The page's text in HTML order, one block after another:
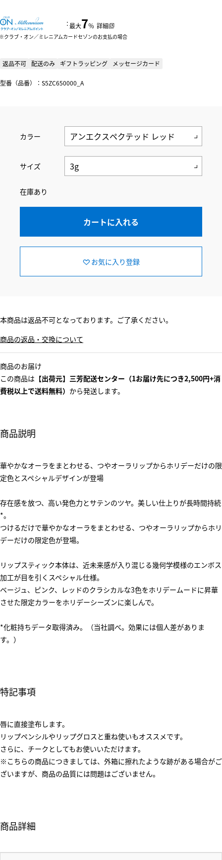
：最大7％ 詳細
クラブ・オン／ミレニアムカードセゾンのお支払の場合
返品不可 配送のみ ギフトラッピング メッセージカード
型番（品番）：S5ZC650000_A
カラー
サイズ
在庫あり
カートに入れる
お気に入り登録
本商品は返品不可となっております。ご了承ください。
商品の返品・交換について
商品のお届け
この商品は 【出荷元】三芳配送センター（1お届け先につき2,500円+消
費税以上で送料無料） から発送します。
商品説明
華やかなオーラをまとわせる、つやオーラリップからホリデーだけの限
定色とスペシャルデザインが登場
存在感を放つ、高い発色力とサテンのツヤ。美しい仕上りが長時間持続
*。
つけるだけで華やかなオーラをまとわせる、つやオーラリップからホリ
デーだけの限定色が登場。
リップスティック本体は、近未来感が入り混じる幾何学模様のエンボス
加工が目を引くスペシャル仕様。
ベージュ、ピンク、レッドのクラシカルな3色をホリデームードに昇華
させた限定カラーをホリデーシーズンに楽しんで。
*化粧持ちデータ取得済み。（当社調べ。効果には個人差がありま
す。）
特記事項
唇に直接塗布します。
リップペンシルやリップグロスと重ね使いもオススメです。
さらに、チークとしてもお使いいただけます。
※こちらの商品につきましては、外箱に擦れたような跡がある場合がご
ざいますが、商品の品質には問題はございません。
商品詳細